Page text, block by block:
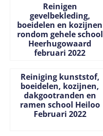
Reinigen
gevelbekleding,
boeidelen en kozijnen
rondom gehele school
Heerhugowaard
februari 2022
Reiniging kunststof,
boeidelen, kozijnen,
dakgootranden en
ramen school Heiloo
Februari 2022